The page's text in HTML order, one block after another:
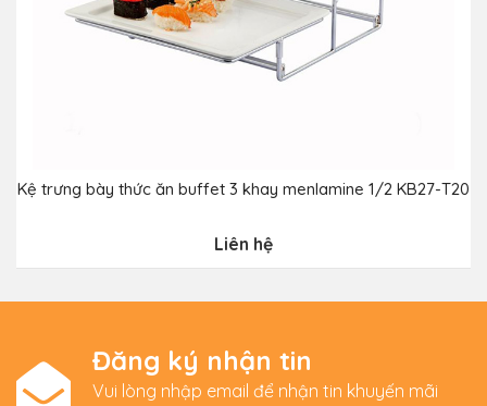
Kệ trưng bày thức ăn buffet 3 khay menlamine 1/2 KB27-T20
Liên hệ
Đăng ký nhận tin
Vui lòng nhập email để nhận tin khuyến mãi